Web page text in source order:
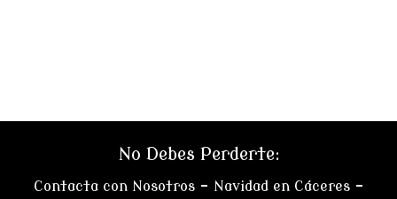
No Debes Perderte:
Contacta con Nosotros– Navidad en Cáceres–